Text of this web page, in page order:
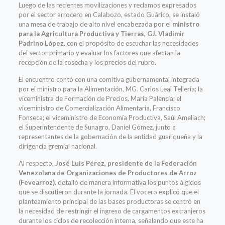
Luego de las recientes movilizaciones y reclamos expresados
por el sector arrocero en Calabozo, estado Guárico, se instaló
una mesa de trabajo de alto nivel encabezada por el ministro
para la Agricultura Productiva y Tierras, GJ. Vladimir
Padrino López, con el propósito de escuchar las necesidades
del sector primario y evaluar los factores que afectan la
recepción de la cosecha y los precios del rubro.
El encuentro contó con una comitiva gubernamental integrada
por el ministro para la Alimentación, MG. Carlos Leal Tellería; la
viceministra de Formación de Precios, María Palencia; el
viceministro de Comercialización Alimentaria, Francisco
Fonseca; el viceministro de Economía Productiva, Saúl Ameliach;
el Superintendente de Sunagro, Daniel Gómez, junto a
representantes de la gobernación de la entidad guariqueña y la
dirigencia gremial nacional.
Al respecto, José Luis Pérez, presidente de la Federación
Venezolana de Organizaciones de Productores de Arroz
(Fevearroz), detalló de manera informativa los puntos álgidos
que se discutieron durante la jornada. El vocero explicó que el
planteamiento principal de las bases productoras se centró en
la necesidad de restringir el ingreso de cargamentos extranjeros
durante los ciclos de recolección interna, señalando que este ha